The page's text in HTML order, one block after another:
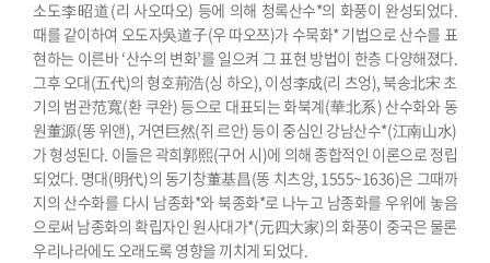
소도李昭道(리 사오따오) 등에 의해 청록산수*의 화풍이 완성되었다.
때를 같이하여 오도자吳道子(우 따오쯔)가 수묵화* 기법으로 산수를 표
현하는 이른바 ‘산수의 변화’를 일으켜 그 표현 방법이 한층 다양해졌다.
그후 오대(五代)의 형호荊浩(싱 하오), 이성李成(리 츠엉), 북송北宋 초
기의 범관范寬(환 쿠완) 등으로 대표되는 화북계(華北系) 산수화와 동
원董源(똥 위앤), 거연巨然(쥐 르안) 등이 중심인 강남산수*(江南山水)
가 형성된다. 이들은 곽희郭熙(구어 시)에 의해 종합적인 이론으로 정립
되었다. 명대(明代)의 동기창董基昌(똥 치츠앙, 1555~1636)은 그때까
지의 산수화를 다시 남종화*와 북종화*로 나누고 남종화를 우위에 놓음
으로써 남종화의 확립자인 원사대가*(元四大家)의 화풍이 중국은 물론
우리나라에도 오래도록 영향을 끼치게 되었다.